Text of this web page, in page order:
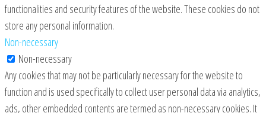
functionalities and security features of the website. These cookies do not
store any personal information.
Non-necessary
Non-necessary
Any cookies that may not be particularly necessary for the website to
function and is used specifically to collect user personal data via analytics,
ads, other embedded contents are termed as non-necessary cookies. It